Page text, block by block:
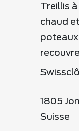
Treillis
chaud
1805
Suisse